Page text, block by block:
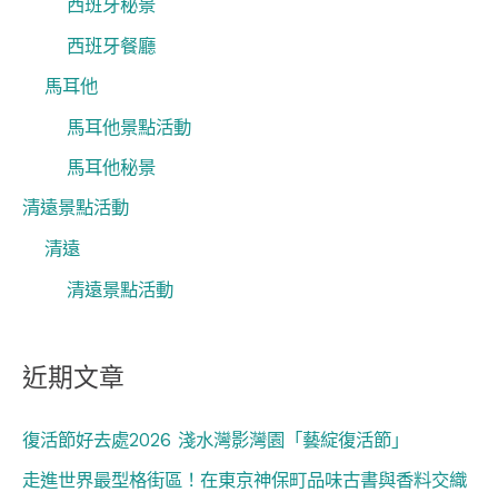
西班牙秘景
西班牙餐廳
馬耳他
馬耳他景點活動
馬耳他秘景
清遠景點活動
清遠
清遠景點活動
近期文章
復活節好去處2026 淺水灣影灣園「藝綻復活節」
走進世界最型格街區！在東京神保町品味古書與香料交織